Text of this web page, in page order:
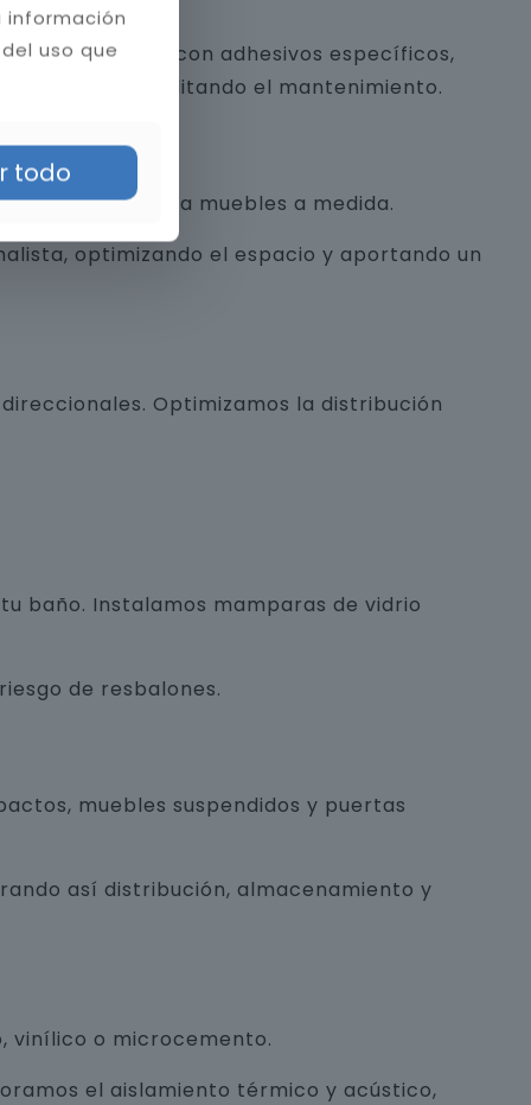
piedra natural con adhesivos específicos,
estética y facilitando el mantenimiento.
texturas hasta muebles a medida.
optimizando el espacio y aportando un
Optimizamos la distribución
baño. Instalamos mamparas de vidrio
de resbalones.
muebles suspendidos y puertas
así distribución, almacenamiento y
vinílico o microcemento.
el aislamiento térmico y acústico,
información
uso que
todo